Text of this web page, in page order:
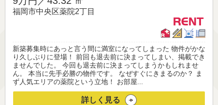
福岡市中央区薬院2丁目
新築募集時にあっと言う間に満室になってしまった 物件がかな
り久しぶりに登場！ 前回も退去前に決まってしまい、掲載でき
ませんでした。 今回も退去前に決まってしまうかもしれませ
ん。 本当に先手必勝の物件です。 なぜすぐにきまるのか？ ま
ず人気エリアの薬院という立地！ お部屋...
詳しく見る